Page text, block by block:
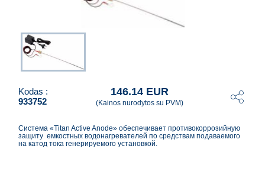
Kodas :
933752
146.14 EUR
(Kainos nurodytos su PVM)
Система «Titan Active Anode» обеспечивает противокоррозийную
защиту емкостных водонагревателей по средствам подаваемого
на катод тока генерируемого установкой.